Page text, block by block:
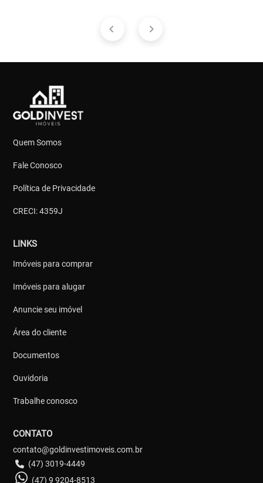
Quem Somos
Fale Conosco
Política de Privacidade
CRECI: 4359J
LINKS
Imóveis para comprar
Imóveis para alugar
Anuncie seu imóvel
Área do cliente
Documentos
Ouvidoria
Trabalhe conosco
CONTATO
contato@goldinvestimoveis.com.br
(47) 3019-4449
(47) 9 9204-8513